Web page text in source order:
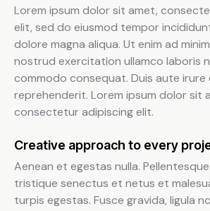
Lorem ipsum dolor sit amet,
elit, sed do eiusmod tempor
dolore magna aliqua. Ut enim ad
nostrud exercitation ullamco laboris
commodo consequat. Duis aute irure
reprehenderit. Lorem ipsum dolor sit
consectetur adipiscing elit.
Creative approach to every
Aenean et egestas nulla.
tristique senectus et netus et
turpis egestas. Fusce gravida, ligula